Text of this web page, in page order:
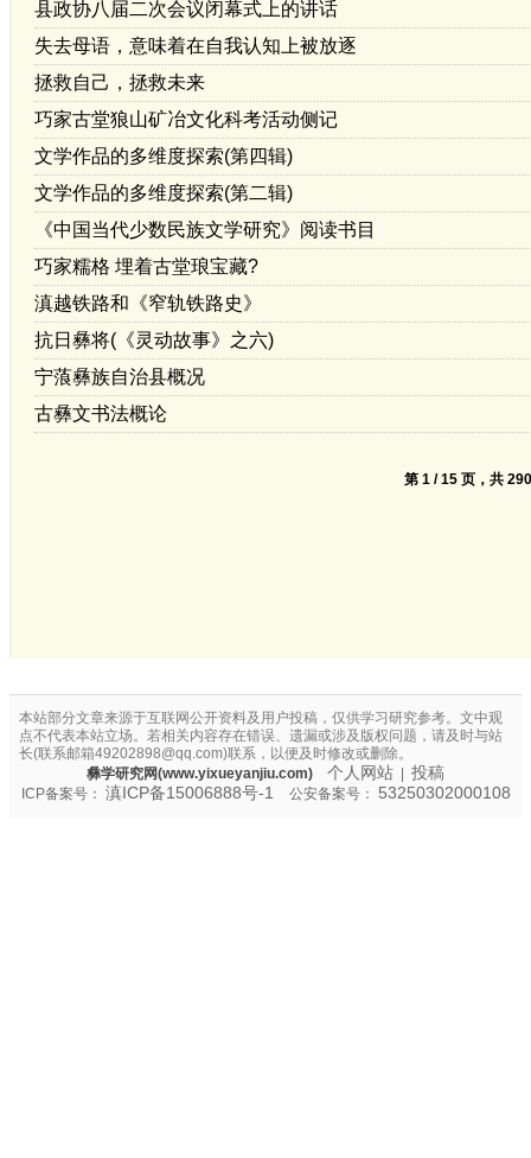
县政协八届二次会议闭幕式上的讲话
失去母语，意味着在自我认知上被放逐
拯救自己，拯救未来
巧家古堂狼山矿冶文化科考活动侧记
文学作品的多维度探索(第四辑)
文学作品的多维度探索(第二辑)
《中国当代少数民族文学研究》阅读书目
巧家糯格 埋着古堂琅宝藏?
滇越铁路和《窄轨铁路史》
抗日彝将(《灵动故事》之六)
宁蒗彝族自治县概况
古彝文书法概论
第 1 / 15 页，共
本站部分文章来源于互联网公开资料及用户投稿，仅供学习研究参考。文中观
点不代表本站立场。若相关内容存在错误、遗漏或涉及版权问题，请及时与站
长(联系邮箱49202898@qq.com)联系，以便及时修改或删除。
彝学研究网(www.yixueyanjiu.com)
个人网站 投稿
ICP备案号： 滇ICP备15006888号-1 公安备案号： 53250302000108